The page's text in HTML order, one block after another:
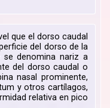
que el dorso caudal
del dorso de la
se denomina nariz a
del dorso caudal o
nasal prominente,
y otros cartílagos,
relativa en pico